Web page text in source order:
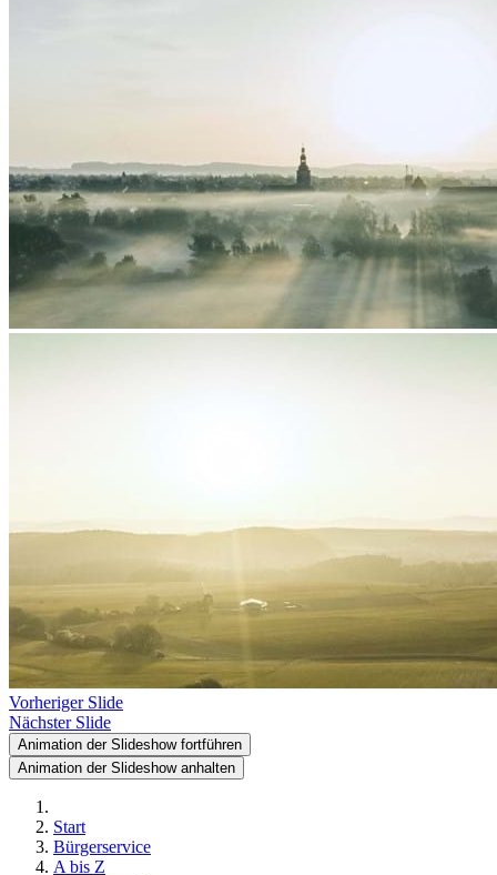
Vorheriger Slide
Nächster Slide
Animation der Slideshow fortführen
Animation der Slideshow anhalten
Start
Bürgerservice
A bis Z